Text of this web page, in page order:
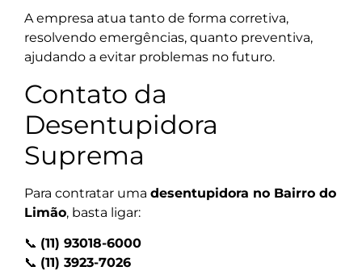
A empresa atua tanto de forma corretiva,
resolvendo emergências, quanto preventiva,
ajudando a evitar problemas no futuro.
Contato da
Desentupidora
Suprema
Para contratar uma desentupidora no Bairro do
Limão, basta ligar:
📞 (11) 93018-6000
📞 (11) 3923-7026